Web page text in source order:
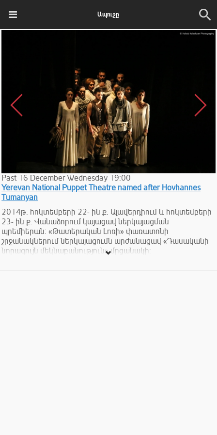
Ապուշը
Past 16 December Wednesday 19:00
Yerevan National Puppet Theatre named after Hovhannes
Tumanyan
2014թ. հոկտեմբերի 22- ին ք. Ալավերդիում և հոկտեմբերի
23- ին ք. Վանաձորում կայացավ ներկայացման
պրեմիերան: «Թատերական Լոռի» փառատոնի
շրջանակներում ներկայացումն արժանացավ «Դասականի
նորագույն մեկնաբանություն» մրցանակի: